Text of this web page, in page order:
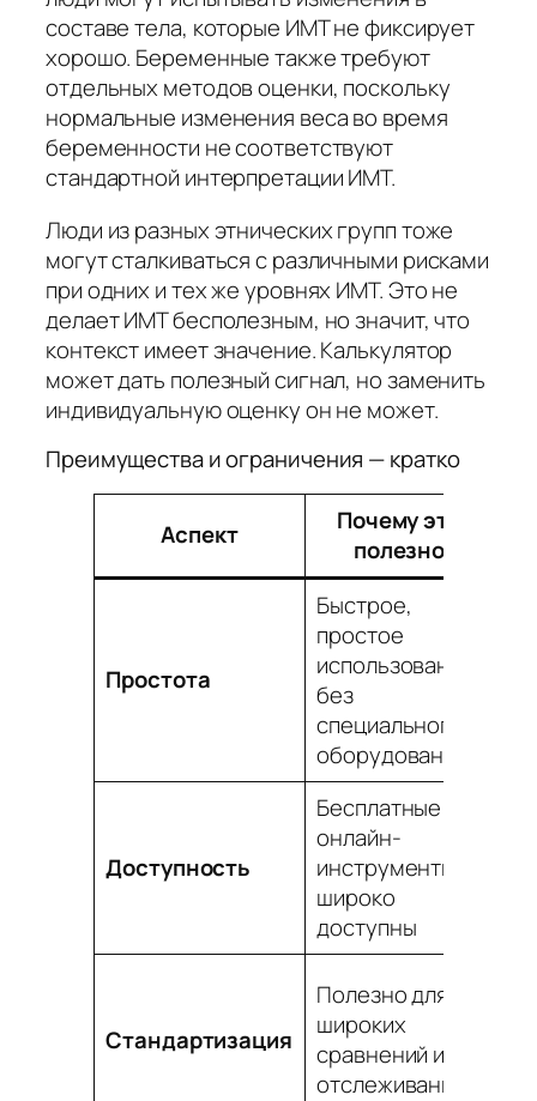
составе тела, которые ИМТ не фиксирует
хорошо. Беременные также требуют
отдельных методов оценки, поскольку
нормальные изменения веса во время
беременности не соответствуют
стандартной интерпретации ИМТ.
Люди из разных этнических групп тоже
могут сталкиваться с различными рисками
при одних и тех же уровнях ИМТ. Это не
делает ИМТ бесполезным, но значит, что
контекст имеет значение. Калькулятор
может дать полезный сигнал, но заменить
индивидуальную оценку он не может.
Преимущества и ограничения — кратко
Аспект
Почему это
полезно
Простота
Быстрое,
простое
использование,
без
специального
оборудования
Доступность
Бесплатные
онлайн-
инструменты
широко
доступны
Стандартизация
Полезно для
широких
сравнений и
отслеживания